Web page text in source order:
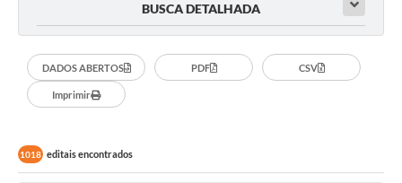
Ouvidoria
Coronavírus
Serviços Online
Legislação
A Prefeitura
BUSCA DETALHADA
DADOS ABERTOS PDF CSV
Imprimir
1018 editais encontrados